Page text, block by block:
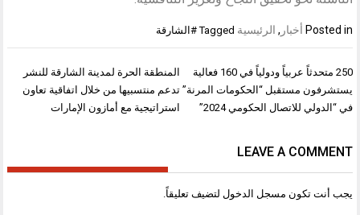
Posted in أخبار , الرئيسية Tagged #الشارقة
تصفّح
المقالات
المنطقة الحرة لمدينة الشارقة للنشر
تدعم منتسبيها من خلال اتفاقية تعاون
استراتيجية مع أمازون الإمارات
250 متحدثاً عربياً ودولياً في 160 فعالية
يستشرفون مستقبل “الحكومات المرنة”
في “الدولي للاتصال الحكومي 2024”
LEAVE A COMMENT
يجب أنت تكون مسجل الدخول لتضيف تعليقاً.